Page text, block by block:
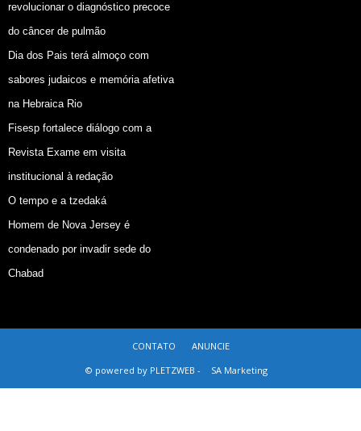
revolucionar o diagnóstico precoce
do câncer de pulmão
Dia dos Pais terá almoço com
sabores judaicos e memória afetiva
na Hebraica Rio
Fisesp fortalece diálogo com a
Revista Exame em visita
institucional à redação
O tempo e a tzedaká
Homem de Nova Jersey é
condenado por invadir sede do
Chabad
CONTATO
ANUNCIE
© powered by PLETZWEB -
SA Marketing